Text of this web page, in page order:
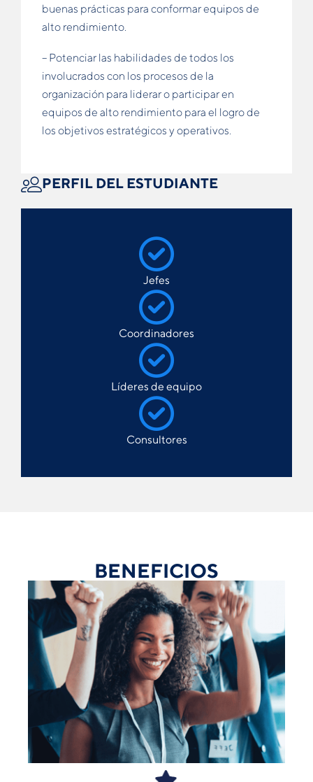
buenas prácticas para conformar equipos de
alto rendimiento.
– Potenciar las habilidades de todos los
involucrados con los procesos de la
organización para liderar o participar en
equipos de alto rendimiento para el logro de
los objetivos estratégicos y operativos.
PERFIL DEL ESTUDIANTE
Jefes
Coordinadores
Líderes de equipo
Consultores
BENEFICIOS